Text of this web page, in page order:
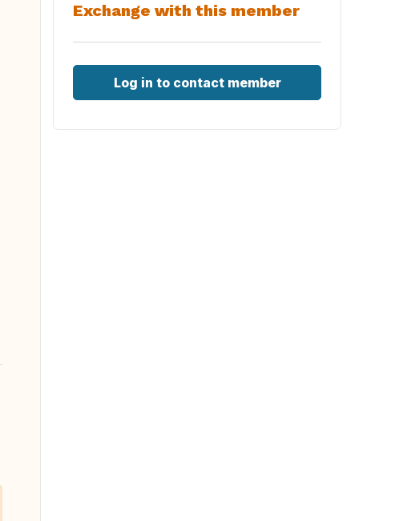
Exchange with this member
Log in to contact member